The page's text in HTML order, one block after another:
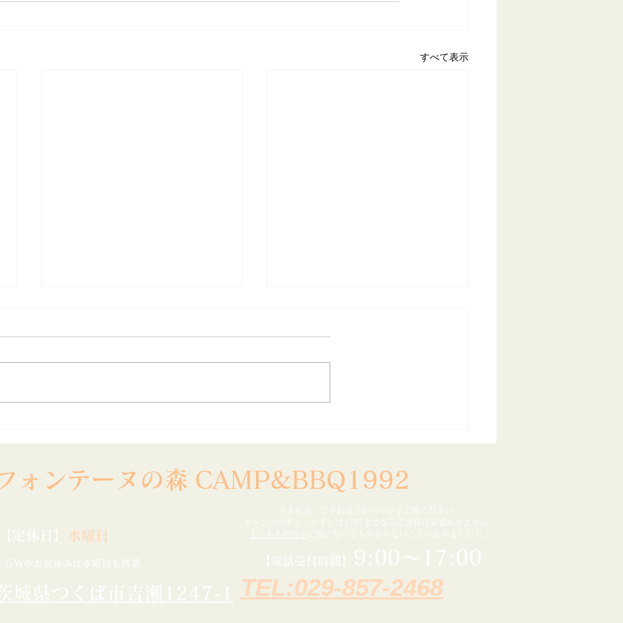
すべて表示
めん大会】
らせ
ォンテーヌの森 CAMP&BBQ1992
定休日】 水曜日
Ｗやお盆休み は水曜日も営業
城県つくば市吉瀬1247-1
空き状況・ご予約は予約ページをご覧ください。
​キャンプのチェックインは17時までなら
ご連絡は必要ありません。
​よくある質問を
ご覧になっても分からないことがありましたら↓
電話受付時間】 9:00～17:00
TEL:029-857-2468